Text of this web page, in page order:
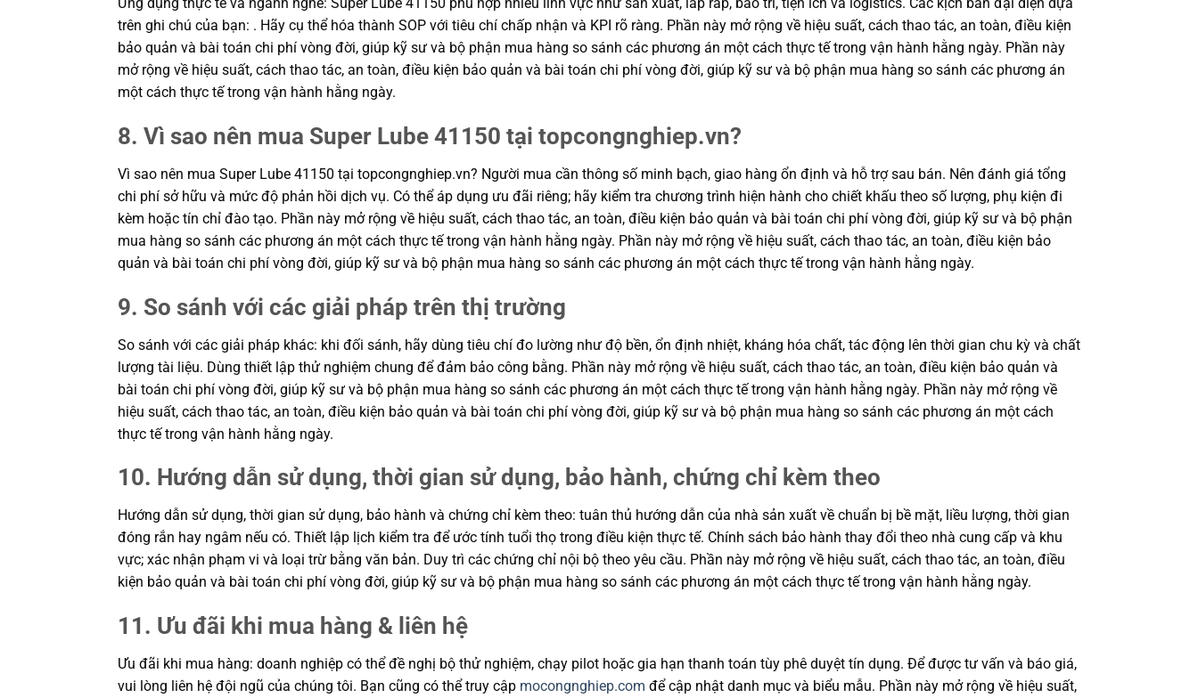
Ứng dụng thực tế và ngành nghề: Super Lube 41150 phù hợp nhiều lĩnh vực như sản xuất, lắp ráp, bảo trì, tiện ích và logistics. Các kịch bản đại diện dựa
trên ghi chú của bạn: . Hãy cụ thể hóa thành SOP với tiêu chí chấp nhận và KPI rõ ràng. Phần này mở rộng về hiệu suất, cách thao tác, an toàn, điều kiện
bảo quản và bài toán chi phí vòng đời, giúp kỹ sư và bộ phận mua hàng so sánh các phương án một cách thực tế trong vận hành hằng ngày. Phần này
mở rộng về hiệu suất, cách thao tác, an toàn, điều kiện bảo quản và bài toán chi phí vòng đời, giúp kỹ sư và bộ phận mua hàng so sánh các phương án
một cách thực tế trong vận hành hằng ngày.
8. Vì sao nên mua Super Lube 41150 tại topcongnghiep.vn?
Vì sao nên mua Super Lube 41150 tại topcongnghiep.vn? Người mua cần thông số minh bạch, giao hàng ổn định và hỗ trợ sau bán. Nên đánh giá tổng
chi phí sở hữu và mức độ phản hồi dịch vụ. Có thể áp dụng ưu đãi riêng; hãy kiểm tra chương trình hiện hành cho chiết khấu theo số lượng, phụ kiện đi
kèm hoặc tín chỉ đào tạo. Phần này mở rộng về hiệu suất, cách thao tác, an toàn, điều kiện bảo quản và bài toán chi phí vòng đời, giúp kỹ sư và bộ phận
mua hàng so sánh các phương án một cách thực tế trong vận hành hằng ngày. Phần này mở rộng về hiệu suất, cách thao tác, an toàn, điều kiện bảo
quản và bài toán chi phí vòng đời, giúp kỹ sư và bộ phận mua hàng so sánh các phương án một cách thực tế trong vận hành hằng ngày.
9. So sánh với các giải pháp trên thị trường
So sánh với các giải pháp khác: khi đối sánh, hãy dùng tiêu chí đo lường như độ bền, ổn định nhiệt, kháng hóa chất, tác động lên thời gian chu kỳ và chất
lượng tài liệu. Dùng thiết lập thử nghiệm chung để đảm bảo công bằng. Phần này mở rộng về hiệu suất, cách thao tác, an toàn, điều kiện bảo quản và
bài toán chi phí vòng đời, giúp kỹ sư và bộ phận mua hàng so sánh các phương án một cách thực tế trong vận hành hằng ngày. Phần này mở rộng về
hiệu suất, cách thao tác, an toàn, điều kiện bảo quản và bài toán chi phí vòng đời, giúp kỹ sư và bộ phận mua hàng so sánh các phương án một cách
thực tế trong vận hành hằng ngày.
10. Hướng dẫn sử dụng, thời gian sử dụng, bảo hành, chứng chỉ kèm theo
Hướng dẫn sử dụng, thời gian sử dụng, bảo hành và chứng chỉ kèm theo: tuân thủ hướng dẫn của nhà sản xuất về chuẩn bị bề mặt, liều lượng, thời gian
đóng rắn hay ngâm nếu có. Thiết lập lịch kiểm tra để ước tính tuổi thọ trong điều kiện thực tế. Chính sách bảo hành thay đổi theo nhà cung cấp và khu
vực; xác nhận phạm vi và loại trừ bằng văn bản. Duy trì các chứng chỉ nội bộ theo yêu cầu. Phần này mở rộng về hiệu suất, cách thao tác, an toàn, điều
kiện bảo quản và bài toán chi phí vòng đời, giúp kỹ sư và bộ phận mua hàng so sánh các phương án một cách thực tế trong vận hành hằng ngày.
11. Ưu đãi khi mua hàng & liên hệ
Ưu đãi khi mua hàng: doanh nghiệp có thể đề nghị bộ thử nghiệm, chạy pilot hoặc gia hạn thanh toán tùy phê duyệt tín dụng. Để được tư vấn và báo giá,
vui lòng liên hệ đội ngũ của chúng tôi. Bạn cũng có thể truy cập mocongnghiep.com để cập nhật danh mục và biểu mẫu. Phần này mở rộng về hiệu suất,